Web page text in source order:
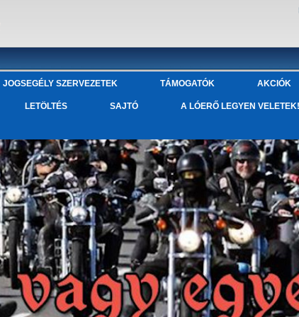
JOGSEGÉLY SZERVEZETEK TÁMOGATÓK AKCIÓK
LETÖLTÉS SAJTÓ A LÓERŐ LEGYEN VELETEK!